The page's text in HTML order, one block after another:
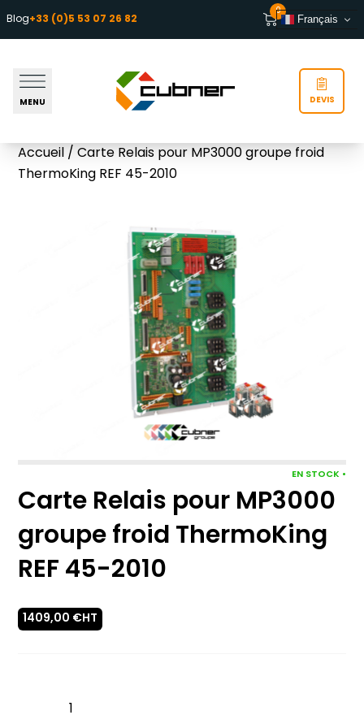
Aller au contenu
Blog+33 (0)5 53 07 26 82
0
Français
MENU DEVIS
Accueil/ Carte Relais pour MP3000 groupe froid
ThermoKing REF 45-2010
EN STOCK •
Carte Relais pour MP3000
groupe froid ThermoKing
REF 45-2010
1409,00 €HT